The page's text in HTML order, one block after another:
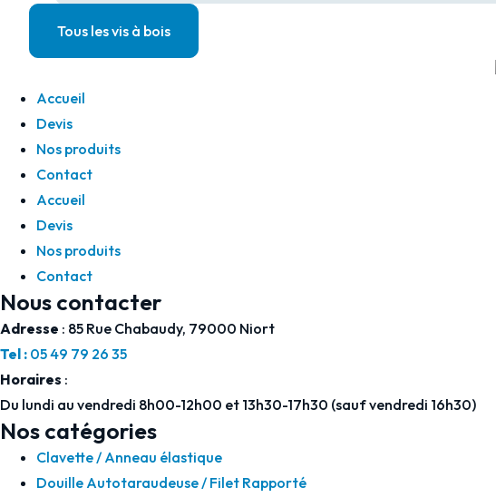
Tous les vis à bois
Accueil
Devis
Nos produits
Contact
Accueil
Devis
Nos produits
Contact
Nous contacter
Adresse : 85 Rue Chabaudy, 79000 Niort
Tel : 05 49 79 26 35
Horaires :
Du lundi au vendredi 8h00-12h00 et 13h30-17h30 (sauf vendredi 16h30)
Nos catégories
Clavette / Anneau élastique
Douille Autotaraudeuse / Filet Rapporté